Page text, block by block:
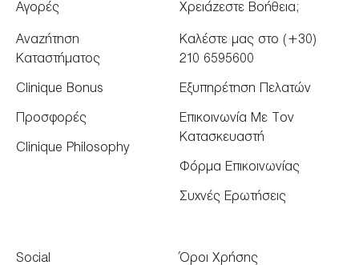
Αγορές
Αναζήτηση
Καταστήματος
Clinique Bonus
Προσφορές
Clinique Philosophy
Χρειάζεστε Βοήθεια;
Καλέστε μας στο (+30)
210 6595600
Εξυπηρέτηση Πελατών
Επικοινωνία Με Τον
Κατασκευαστή
Φόρμα Επικοινωνίας
Συχνές Ερωτήσεις
Social Όροι Χρήσης